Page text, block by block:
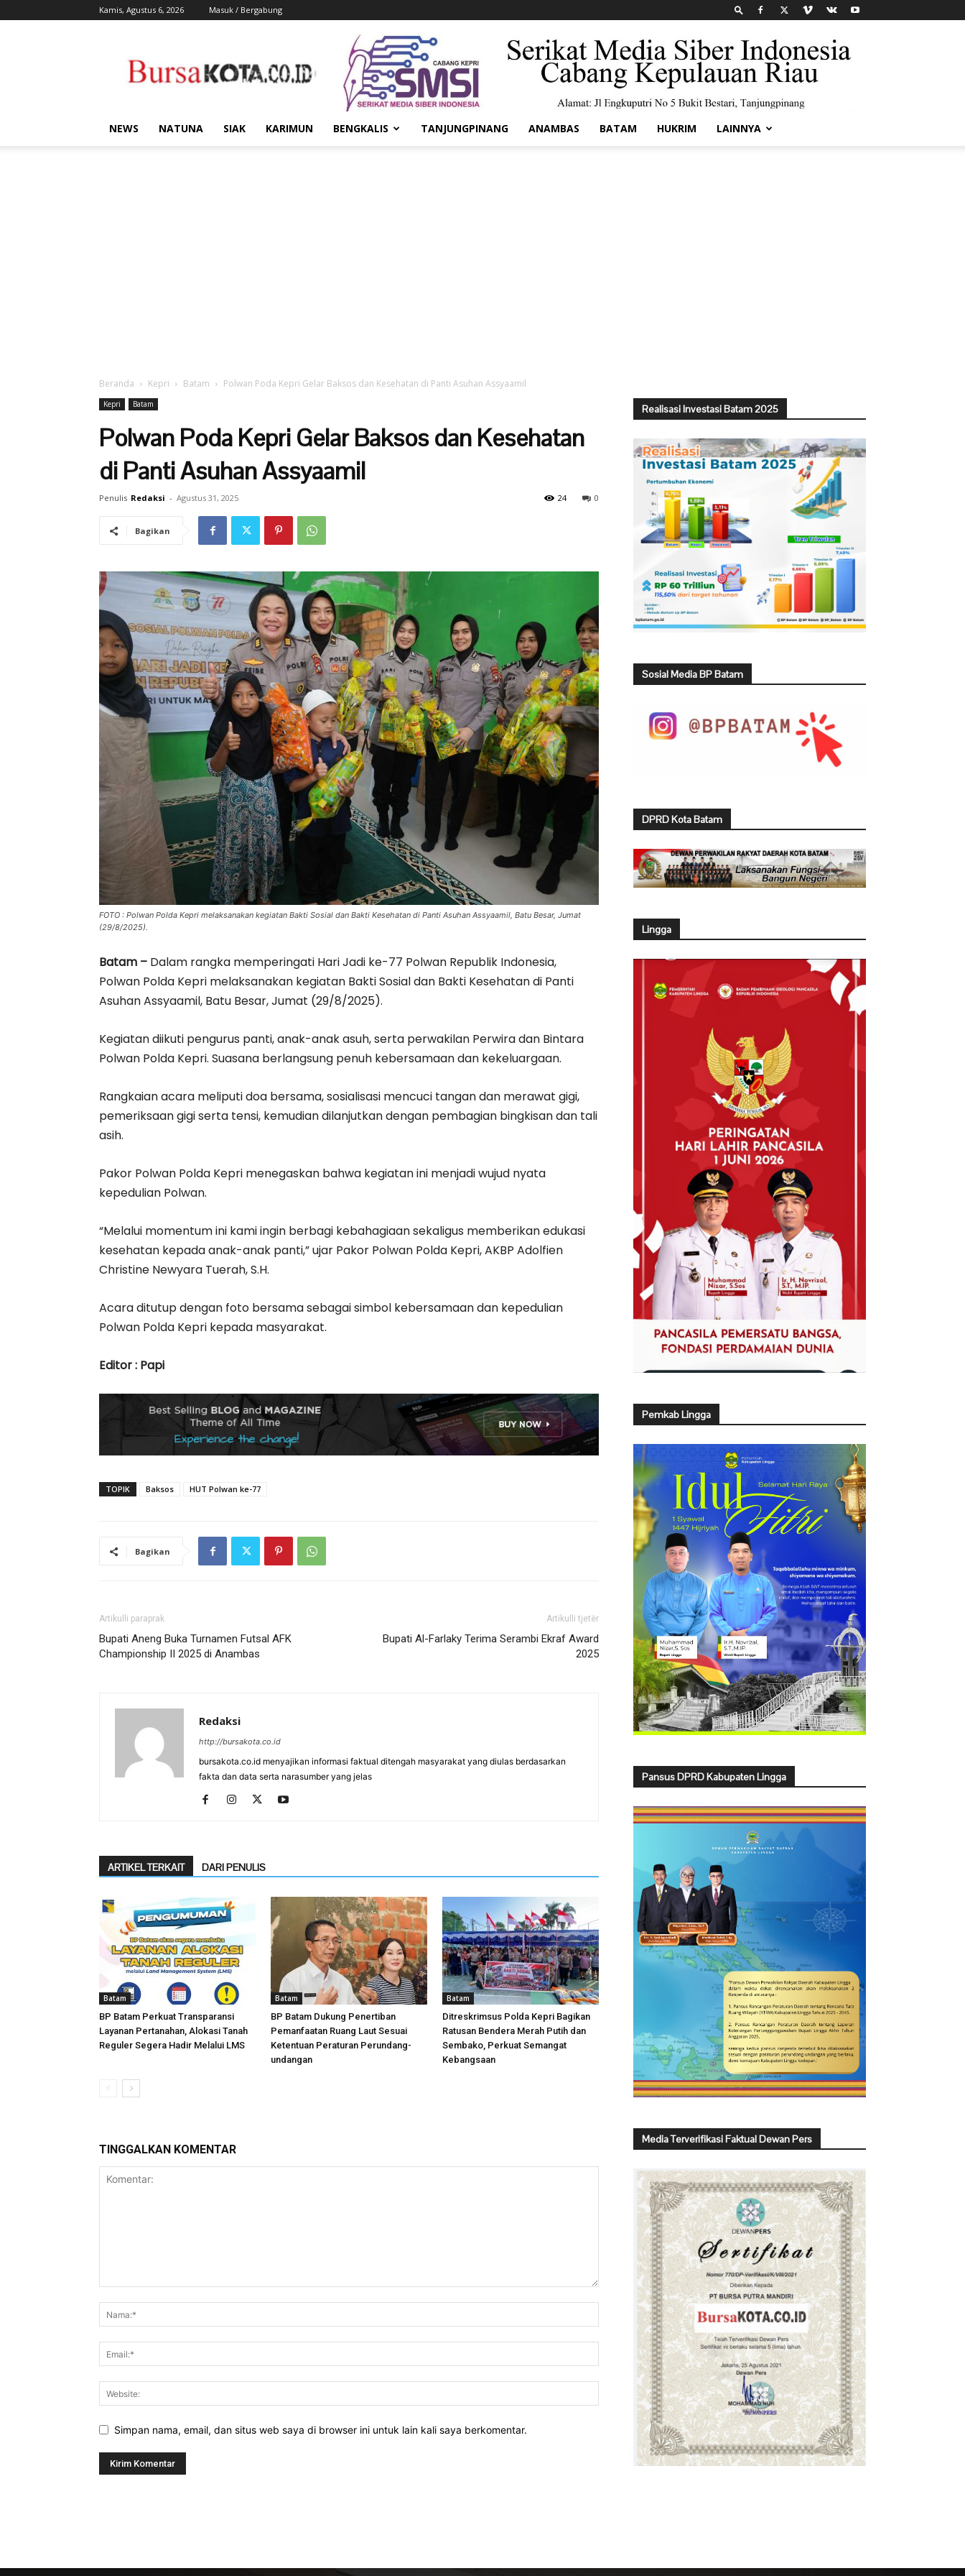
Kamis, Agustus 6, 2026 Masuk / Bergabung
Kota
NEWS NATUNA SIAK KARIMUN BENGKALIS TANJUNGPINANG ANAMBAS BATAM HUKRIM LAINNYA
Beranda Kepri Batam Polwan Poda Kepri Gelar Baksos dan Kesehatan di Panti Asuhan Assyaamil
Kepri Batam
Polwan Poda Kepri Gelar Baksos dan Kesehatan
di Panti Asuhan Assyaamil
Penulis Redaksi - Agustus 31, 2025 0
24
Bagikan
FOTO : Polwan Polda Kepri melaksanakan kegiatan Bakti Sosial dan Bakti Kesehatan di Panti Asuhan Assyaamil, Batu Besar, Jumat
(29/8/2025).
Batam – Dalam rangka memperingati Hari Jadi ke-77 Polwan Republik Indonesia,
Polwan Polda Kepri melaksanakan kegiatan Bakti Sosial dan Bakti Kesehatan di Panti
Asuhan Assyaamil, Batu Besar, Jumat (29/8/2025).
Kegiatan diikuti pengurus panti, anak-anak asuh, serta perwakilan Perwira dan Bintara
Polwan Polda Kepri. Suasana berlangsung penuh kebersamaan dan kekeluargaan.
Rangkaian acara meliputi doa bersama, sosialisasi mencuci tangan dan merawat gigi,
pemeriksaan gigi serta tensi, kemudian dilanjutkan dengan pembagian bingkisan dan tali
asih.
Pakor Polwan Polda Kepri menegaskan bahwa kegiatan ini menjadi wujud nyata
kepedulian Polwan.
“Melalui momentum ini kami ingin berbagi kebahagiaan sekaligus memberikan edukasi
kesehatan kepada anak-anak panti,” ujar Pakor Polwan Polda Kepri, AKBP Adolfien
Christine Newyara Tuerah, S.H.
Acara ditutup dengan foto bersama sebagai simbol kebersamaan dan kepedulian
Polwan Polda Kepri kepada masyarakat.
Editor : Papi
TOPIK Baksos HUT Polwan ke-77
Bagikan
Artikulli paraprak
Bupati Aneng Buka Turnamen Futsal AFK
Championship II 2025 di Anambas
Artikulli tjetër
Bupati Al-Farlaky Terima Serambi Ekraf Award
2025
Redaksi
http://bursakota.co.id
bursakota.co.id menyajikan informasi faktual ditengah masyarakat yang diulas berdasarkan
fakta dan data serta narasumber yang jelas
ARTIKEL TERKAIT DARI PENULIS
Batam
BP Batam Perkuat Transparansi
Layanan Pertanahan, Alokasi Tanah
Reguler Segera Hadir Melalui LMS
Batam
BP Batam Dukung Penertiban
Pemanfaatan Ruang Laut Sesuai
Ketentuan Peraturan Perundang-
undangan
Batam
Ditreskrimsus Polda Kepri Bagikan
Ratusan Bendera Merah Putih dan
Sembako, Perkuat Semangat
Kebangsaan
TINGGALKAN KOMENTAR
Simpan nama, email, dan situs web saya di browser ini untuk lain kali saya berkomentar.
Realisasi Investasi Batam 2025
Sosial Media BP Batam
DPRD Kota Batam
Lingga
Pemkab Lingga
Pansus DPRD Kabupaten Lingga
Media Terverifikasi Faktual Dewan Pers